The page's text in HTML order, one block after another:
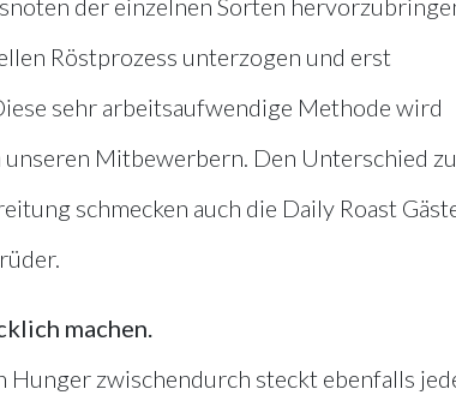
Röstprozess unterzogen und erst
sehr arbeitsaufwendige Methode wird
Mitbewerbern. Den Unterschied
schmecken auch die Daily Roast
machen.
Hunger zwischendurch steckt ebenfalls